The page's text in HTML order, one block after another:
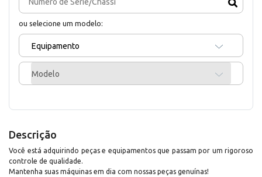
ou selecione um modelo:
Equipamento
Modelo
Descrição
Você está adquirindo peças e equipamentos que passam por um rigoroso
controle de qualidade.
Mantenha suas máquinas em dia com nossas peças genuínas!